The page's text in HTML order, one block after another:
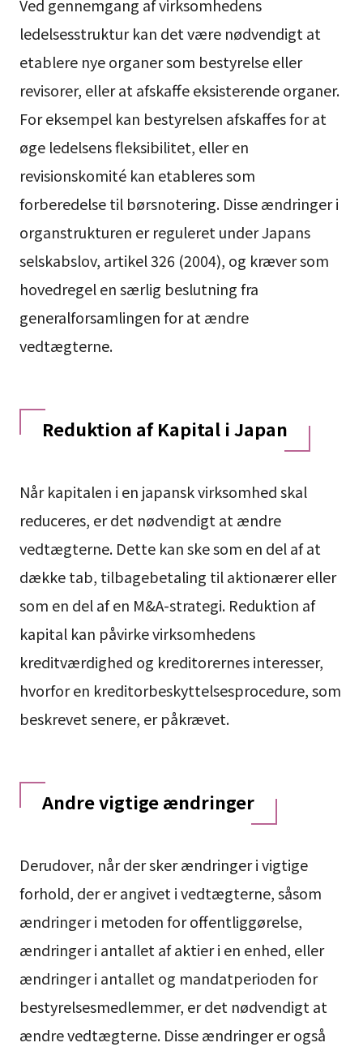
Ved gennemgang af virksomhedens
ledelsesstruktur kan det være nødvendigt at
etablere nye organer som bestyrelse eller
revisorer, eller at afskaffe eksisterende organer.
For eksempel kan bestyrelsen afskaffes for at
øge ledelsens fleksibilitet, eller en
revisionskomité kan etableres som
forberedelse til børsnotering. Disse ændringer i
organstrukturen er reguleret under Japans
selskabslov, artikel 326 (2004), og kræver som
hovedregel en særlig beslutning fra
generalforsamlingen for at ændre
vedtægterne.
Reduktion af Kapital i Japan
Når kapitalen i en japansk virksomhed skal
reduceres, er det nødvendigt at ændre
vedtægterne. Dette kan ske som en del af at
dække tab, tilbagebetaling til aktionærer eller
som en del af en M&A-strategi. Reduktion af
kapital kan påvirke virksomhedens
kreditværdighed og kreditorernes interesser,
hvorfor en kreditorbeskyttelsesprocedure, som
beskrevet senere, er påkrævet.
Andre vigtige ændringer
Derudover, når der sker ændringer i vigtige
forhold, der er angivet i vedtægterne, såsom
ændringer i metoden for offentliggørelse,
ændringer i antallet af aktier i en enhed, eller
ændringer i antallet og mandatperioden for
bestyrelsesmedlemmer, er det nødvendigt at
ændre vedtægterne. Disse ændringer er også